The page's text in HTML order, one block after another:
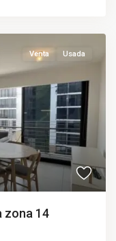
Venta Usada
zona 14